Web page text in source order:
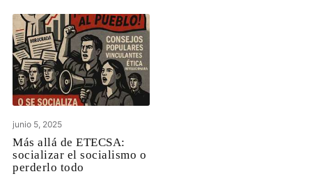
junio 5, 2025
Más allá de ETECSA:
socializar el socialismo o
perderlo todo